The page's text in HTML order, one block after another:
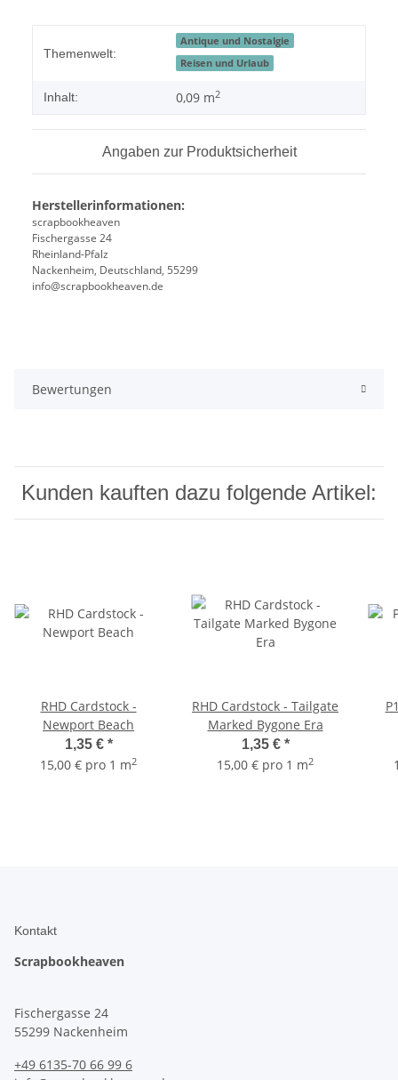
Themenwelt:
Antique und Nostalgie
Reisen und Urlaub
Inhalt: 0,09 m2
Angaben zur Produktsicherheit
Herstellerinformationen:
scrapbookheaven
Fischergasse 24
Rheinland-Pfalz
Nackenheim, Deutschland, 55299
info@scrapbookheaven.de
Bewertungen
Kunden kauften dazu folgende Artikel:
RHD Cardstock -
Newport Beach
1,35 € *
15,00 € pro 1 m2
RHD Cardstock - Tailgate
Marked Bygone Era
1,35 € *
15,00 € pro 1 m2
Kontakt
Scrapbookheaven
Fischergasse 24
55299 Nackenheim
+49 6135-70 66 99 6